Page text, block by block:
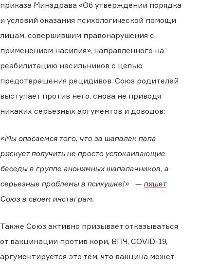
приказа Минздрава «Об утверждении порядка
и условий оказания психологической помощи
лицам, совершившим правонарушения с
применением насилия», направленного на
реабилитацию насильников с целью
предотвращения рецидивов. Союз родителей
выступает против него, снова не приводя
никаких серьезных аргументов и доводов:
«Мы опасаемся того, что за шапалак папа
рискует получить не просто успокаивающие
беседы в группе анонимных шапалачников, а
серьезные проблемы в психушке!» — пишет
Союз в своем инстаграм.
Также Союз активно призывает отказываться
от вакцинации против кори, ВПЧ, COVID-19,
аргументируется это тем, что вакцина может